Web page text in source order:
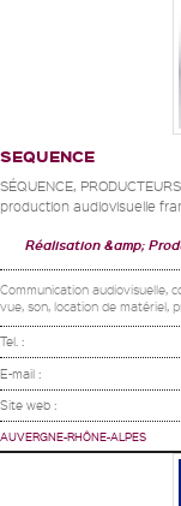
SEQUENCE
SÉQUENCE,
production audiovisuelle
Réalisation &amp;
Communication audiovisuelle,
vue, son, location de matériel,
Tel. :
E-mail :
Site web :
AUVERGNE-RHÔNE-ALPES